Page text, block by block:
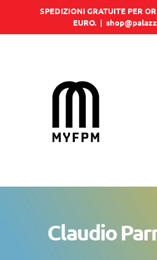
SPEDIZIONI GRATUITE PER
EURO. |
Claudio